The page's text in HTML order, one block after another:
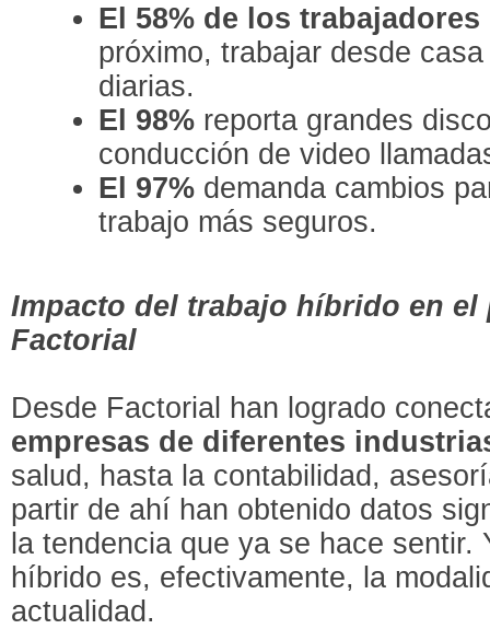
El 58% de los trabajadores
próximo, trabajar desde
diarias.
El 98% reporta grandes
conducción de video
El 97% demanda cambios
trabajo más seguros.
Impacto del trabajo híbrido en el
Factorial
Desde Factorial han logrado
empresas de diferentes
salud, hasta la contabilidad,
partir de ahí han obtenido datos
la tendencia que ya se hace sentir.
híbrido es, efectivamente, la
actualidad.